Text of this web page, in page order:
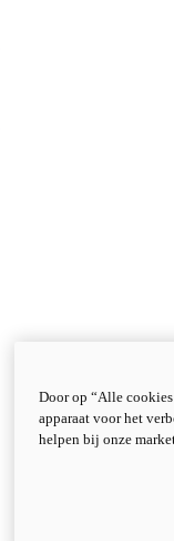
Door op “Alle
apparaat voor het
helpen bij onze